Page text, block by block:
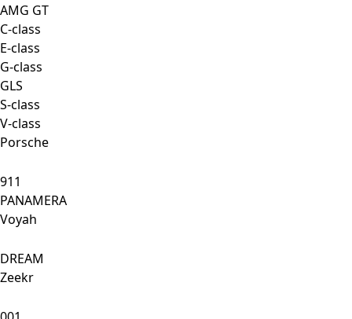
AMG GT
C-class
E-class
G-class
GLS
S-class
V-class
Porsche
911
PANAMERA
Voyah
DREAM
Zeekr